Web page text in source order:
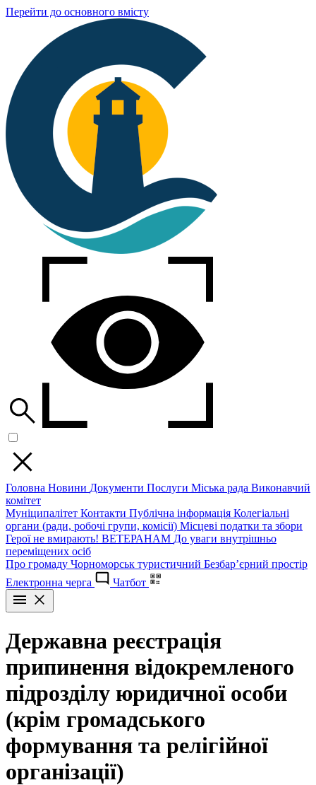
Перейти до основного вмісту
Головна Новини Документи Послуги Міська рада Виконавчий
комітет
Муніципалітет Контакти Публічна інформація Колегіальні
органи (ради, робочі групи, комісії) Місцеві податки та збори
Герої не вмирають! ВЕТЕРАНАМ До уваги внутрішньо
переміщених осіб
Про громаду Чорноморськ туристичний Безбар’єрний простір
Електронна черга
Чатбот
Державна реєстрація
припинення відокремленого
підрозділу юридичної особи
(крім громадського
формування та релігійної
організації)